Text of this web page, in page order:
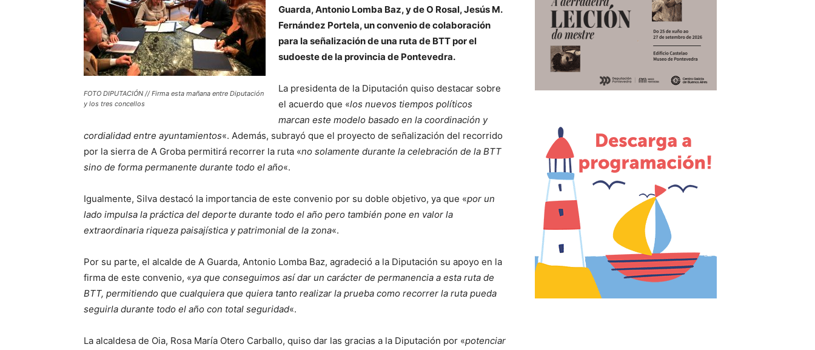
FOTO DIPUTACIÓN // Firma esta mañana entre Diputación
y los tres concellos
Guarda, Antonio Lomba Baz, y de O Rosal, Jesús M.
Fernández Portela, un convenio de colaboración
para la señalización de una ruta de BTT por el
sudoeste de la provincia de Pontevedra.
La presidenta de la Diputación quiso destacar sobre
el acuerdo que «los nuevos tiempos políticos
marcan este modelo basado en la coordinación y
cordialidad entre ayuntamientos«. Además, subrayó que el proyecto de señalización del recorrido
por la sierra de A Groba permitirá recorrer la ruta «no solamente durante la celebración de la BTT
sino de forma permanente durante todo el año«.
Igualmente, Silva destacó la importancia de este convenio por su doble objetivo, ya que «por un
lado impulsa la práctica del deporte durante todo el año pero también pone en valor la
extraordinaria riqueza paisajística y patrimonial de la zona«.
Por su parte, el alcalde de A Guarda, Antonio Lomba Baz, agradeció a la Diputación su apoyo en la
firma de este convenio, «ya que conseguimos así dar un carácter de permanencia a esta ruta de
BTT, permitiendo que cualquiera que quiera tanto realizar la prueba como recorrer la ruta pueda
seguirla durante todo el año con total seguridad«.
La alcaldesa de Oia, Rosa María Otero Carballo, quiso dar las gracias a la Diputación por «potenciar